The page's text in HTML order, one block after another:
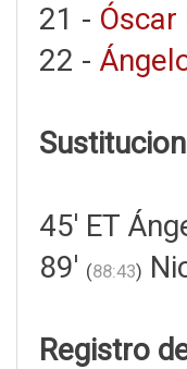
21 -
22 -
45' ET
89' (88:43)
Registro